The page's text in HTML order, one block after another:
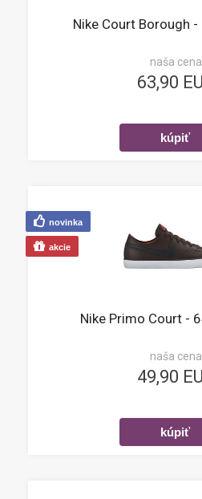
Nike Court Borough
naša cena
63,90
Nike Primo Court -
naša cena
49,90
novinka
akcie